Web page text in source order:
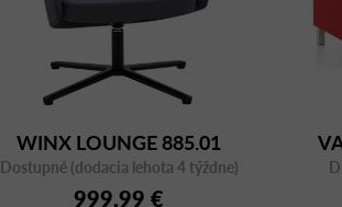
WINX LOUNGE 885.01
Dostupné (dodacia lehota 4 týždne)
999,99 €